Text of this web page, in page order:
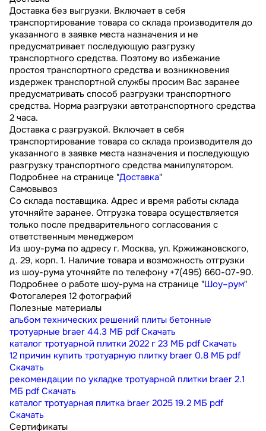
Доставка без выгрузки. Включает в себя
транспортирование товара со склада производителя до
указанного в заявке места назначения и не
предусматривает последующую разгрузку
транспортного средства. Поэтому во избежание
простоя транспортного средства и возникновения
издержек транспортной службы просим Вас заранее
предусматривать способ разгрузки транспортного
средства. Норма разгрузки автотранспортного средства
2 часа.
Доставка с разгрузкой. Включает в себя
транспортирование товара со склада производителя до
указанного в заявке места назначения и последующую
разгрузку транспортного средства манипулятором.
Подробнее на странице "Доставка"
Самовывоз
Со склада поставщика. Адрес и время работы склада
уточняйте заранее. Отгрузка товара осуществляется
только после предварительного согласования с
ответственным менеджером
Из шоу-рума по адресу г. Москва, ул. Кржижановского,
д. 29, корп. 1. Наличие товара и возможность отгрузки
из шоу-рума уточняйте по телефону +7(495) 660-07-90.
Подробнее о работе шоу-рума на странице "Шоу–рум"
Фотогалерея 12 фотографий
Полезные материалы
альбом технических решений плиты бетонные
тротуарные braer 44.3 МБ pdf Скачать
каталог тротуарной плитки 2022 г 23 МБ pdf Скачать
12 причин купить тротуарную плитку braer 0.8 МБ pdf
Скачать
рекомендации по укладке тротуарной плитки braer 2.1
МБ pdf Скачать
каталог тротуарная плитка braer 2025 19.2 МБ pdf
Скачать
Сертификаты